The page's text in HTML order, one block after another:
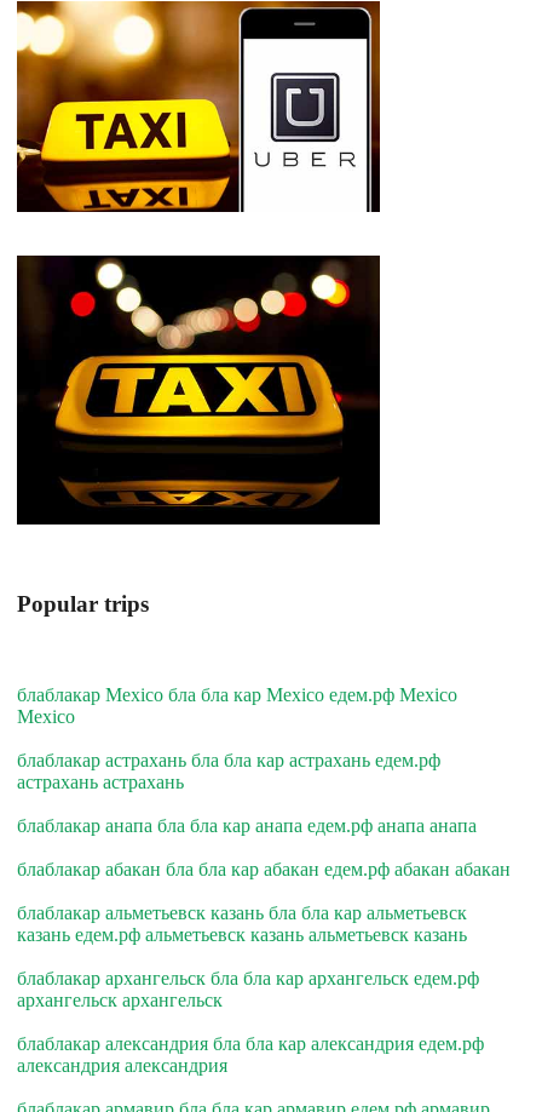
Popular trips
блаблакар Mexico бла бла кар Mexico едем.рф Mexico
Mexico
блаблакар астрахань бла бла кар астрахань едем.рф
астрахань астрахань
блаблакар анапа бла бла кар анапа едем.рф анапа анапа
блаблакар абакан бла бла кар абакан едем.рф абакан абакан
блаблакар альметьевск казань бла бла кар альметьевск
казань едем.рф альметьевск казань альметьевск казань
блаблакар архангельск бла бла кар архангельск едем.рф
архангельск архангельск
блаблакар александрия бла бла кар александрия едем.рф
александрия александрия